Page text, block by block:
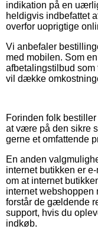
indikation på en
heldigvis indbefattet
overfor uoprigtige
Vi anbefaler
med mobilen. Som
afbetalingstilbud
vil dække
Forinden folk
at være på den sikre
gerne et omfattende
En anden
internet butikken er
om at internet
internet webshoppen
forstår de gældende
support, hvis du
indkøb.